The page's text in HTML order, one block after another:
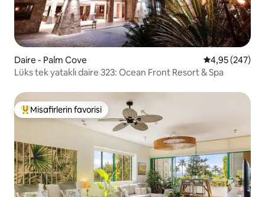
Daire - Palm Cove 5 üzerinden
4,95 (247)
Lüks tek yataklı daire 323: Ocean Front Resort & Spa
Misafirlerin favorilerinden en beğenilenler arasında
Misafirlerin favorisi